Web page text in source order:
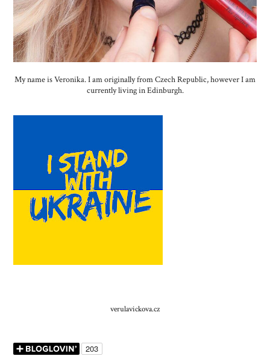
My name is Veronika. I am originally from Czech Republic, however I am
currently living in Edinburgh.
verulavickova.cz